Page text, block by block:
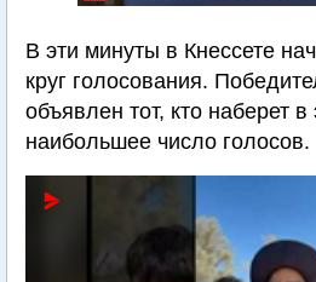
В эти минуты в Кнессете
круг голосования.
объявлен тот, кто наберет в
наибольшее число голосов.